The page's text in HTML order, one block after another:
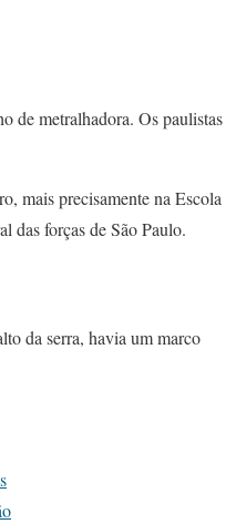
de metralhadora. Os paulistas
mais precisamente na Escola
das forças de São Paulo.
da serra, havia um marco